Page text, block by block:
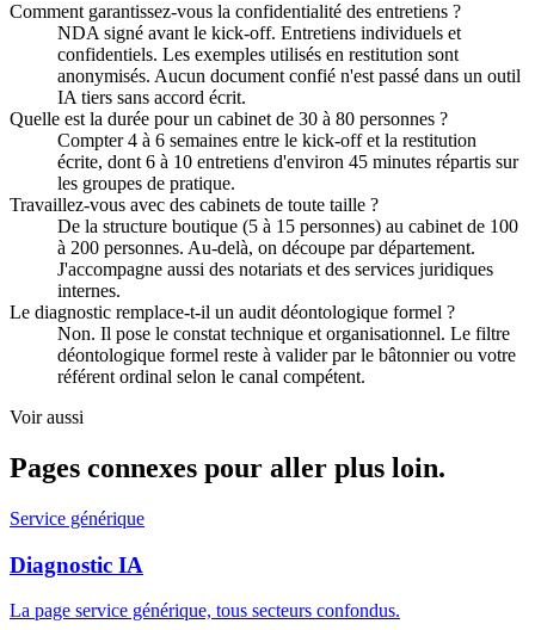
Comment garantissez-vous la confidentialité des entretiens ?
NDA signé avant le kick-off. Entretiens individuels et
confidentiels. Les exemples utilisés en restitution sont
anonymisés. Aucun document confié n'est passé dans un outil
IA tiers sans accord écrit.
Quelle est la durée pour un cabinet de 30 à 80 personnes ?
Compter 4 à 6 semaines entre le kick-off et la restitution
écrite, dont 6 à 10 entretiens d'environ 45 minutes répartis sur
les groupes de pratique.
Travaillez-vous avec des cabinets de toute taille ?
De la structure boutique (5 à 15 personnes) au cabinet de 100
à 200 personnes. Au-delà, on découpe par département.
J'accompagne aussi des notariats et des services juridiques
internes.
Le diagnostic remplace-t-il un audit déontologique formel ?
Non. Il pose le constat technique et organisationnel. Le filtre
déontologique formel reste à valider par le bâtonnier ou votre
référent ordinal selon le canal compétent.
Voir aussi
Pages connexes pour aller plus loin.
Service générique
Diagnostic IA
La page service générique, tous secteurs confondus.